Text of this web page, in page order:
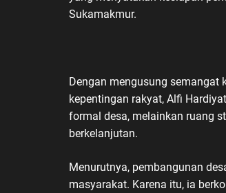
Sukamakmur.
Dengan mengusung semangat
kepentingan rakyat, Alfi
formal desa, melainkan ruang
berkelanjutan.
Menurutnya, pembangunan
masyarakat. Karena itu, ia